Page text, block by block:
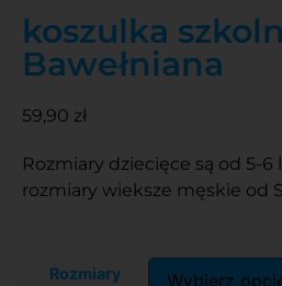
koszulka
Bawełniana
59,90 zł
Rozmiary dziecięce są od 5-6
rozmiary wieksze męskie od S
Rozmiary